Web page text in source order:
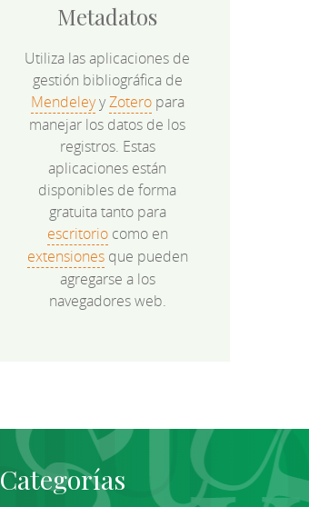
Metadatos
Utiliza las aplicaciones de
gestión bibliográfica de
MendeleyyZoteropara
manejar los datos de los
registros. Estas
aplicaciones están
disponibles de forma
gratuita tanto para
escritoriocomo en
extensionesque pueden
agregarse a los
navegadores web.
Categorías